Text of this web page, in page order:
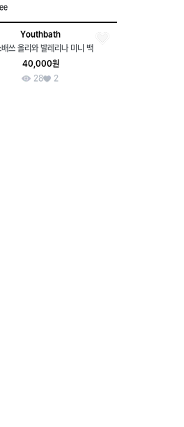
Youthbath
쓰 올리와 발레리나 미니 백
40,000원
28
2